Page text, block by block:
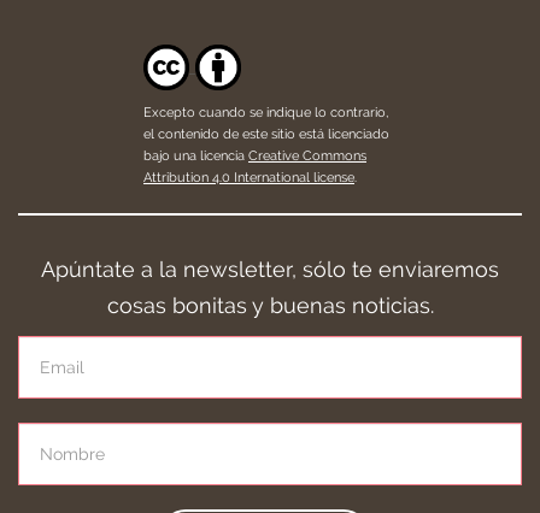
Excepto cuando se indique lo contrario,
el contenido de este sitio está licenciado
bajo una licencia Creative Commons
Attribution 4.0 International license
Apúntate a la newsletter, sólo te enviaremos
cosas bonitas y buenas noticias.